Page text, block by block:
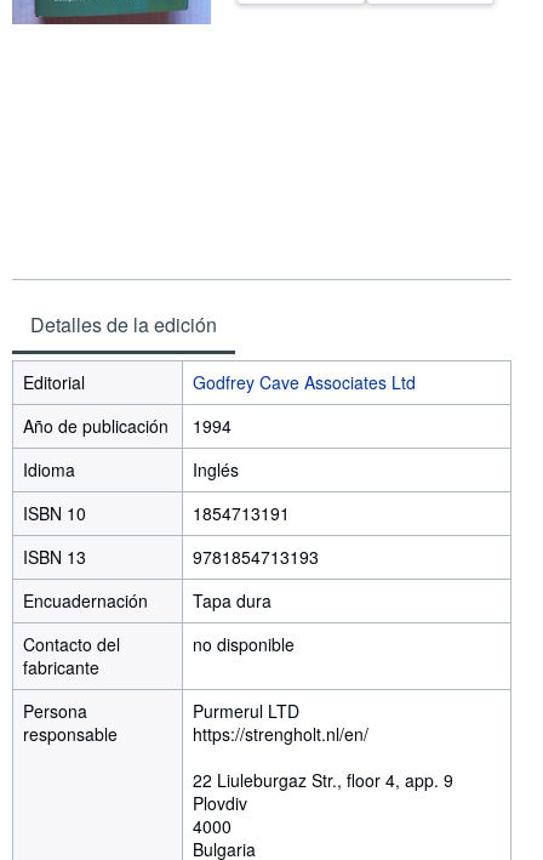
Detalles de la edición
Editorial
Godfrey Cave Associates Ltd
Año de publicación
1994
Idioma
Inglés
ISBN 10
1854713191
ISBN 13
9781854713193
Encuadernación
Tapa dura
Contacto del
fabricante
no disponible
Persona
responsable
Purmerul LTD
https://strengholt.nl/en/
22 Liuleburgaz Str., floor 4, app. 9
Plovdiv
4000
Bulgaria